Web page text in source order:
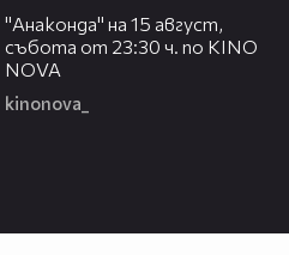
"Анаконда" на 15 август,
събота от 23:30 ч. по KINO
NOVA
kinonova_